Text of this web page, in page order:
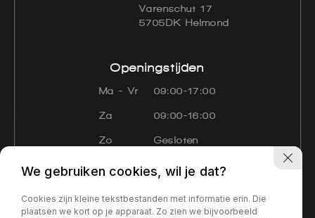
Varenschut 17
5705DK Helmond
Openingstijden
Ma - Vr 09:00-17:00
Za 09:00-16:00
Zo Gesloten
Navigatie
Contact Verkocht
We gebruiken cookies, wil je dat?
Cookies zijn kleine tekstbestanden met informatie erin. Die
plaatsen we kort op je apparaat. Zo zien we bijvoorbeeld